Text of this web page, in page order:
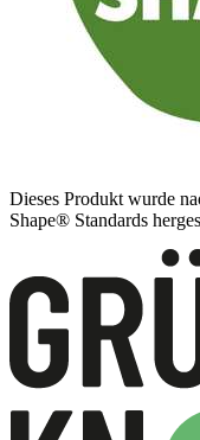
Dieses Produkt wurde
Shape® Standards